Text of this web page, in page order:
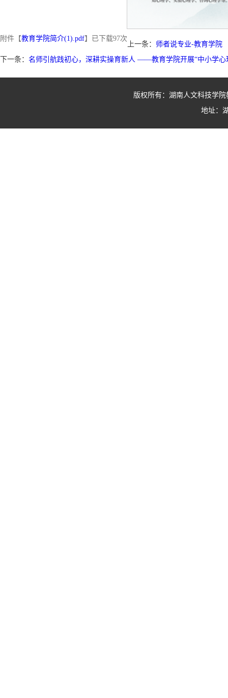
附件【教育学院简介(1).pdf】已下载97次
上一条： 师者说专业-教育学院
下一条： 名师引航践初心，深耕实操育新人 ——教育学院开展“中小学心
版权所有：湖南人文科技学院
地址：